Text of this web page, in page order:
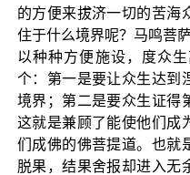
的方便来拔济一切的苦海
住于什么境界呢？马鸣菩
以种种方便施设，度众
个：第一是要让众生达到
境界；第二是要众生证得
这就是兼顾了能使他们成
们成佛的佛菩提道。也就
脱果，结果舍报却进入无